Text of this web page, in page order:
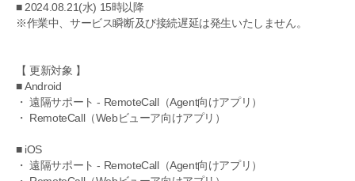
■ 2024.08.21(水) 15時以降
※作業中、サービス瞬断及び接続遅延は発生いたしません。
【 更新対象 】
■ Android
・ 遠隔サポート - RemoteCall（Agent向けアプリ）
・ RemoteCall（Webビューア向けアプリ）
■ iOS
・ 遠隔サポート - RemoteCall（Agent向けアプリ）